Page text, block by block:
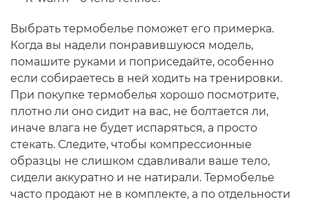
Выбрать термобелье поможет его примерка.
Когда вы надели понравившуюся модель,
помашите руками и поприседайте, особенно
если собираетесь в ней ходить на тренировки.
При покупке термобелья хорошо посмотрите,
плотно ли оно сидит на вас, не болтается ли,
иначе влага не будет испаряться, а просто
стекать. Следите, чтобы компрессионные
образцы не слишком сдавливали ваше тело,
сидели аккуратно и не натирали. Термобелье
часто продают не в комплекте, а по отдельности